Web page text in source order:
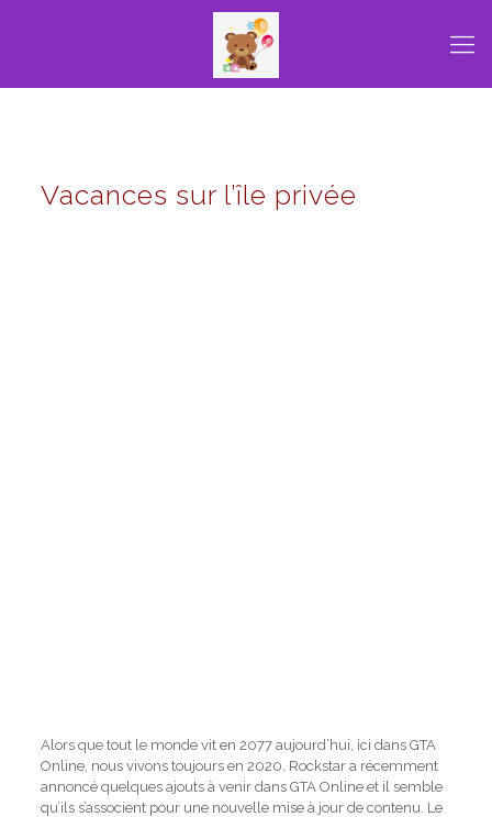
Vacances sur l’île privée
Alors que tout le monde vit en 2077 aujourd’hui, ici dans GTA
Online, nous vivons toujours en 2020. Rockstar a récemment
annoncé quelques ajouts à venir dans GTA Online et il semble
qu’ils s’associent pour une nouvelle mise à jour de contenu. Le